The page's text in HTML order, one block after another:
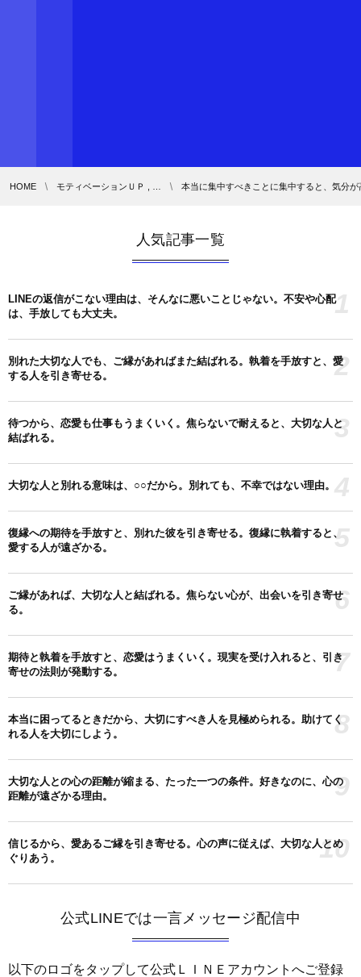
HOME モティベーションＵＰ , … 本当に集中すべきことに集中すると、気分
人気記事一覧
LINEの返信がこない理由は、そんなに悪いことじゃない。不安や心配
は、手放しても大丈夫。
1
別れた大切な人でも、ご縁があればまた結ばれる。執着を手放すと、愛
する人を引き寄せる。
2
待つから、恋愛も仕事もうまくいく。焦らないで耐えると、大切な人と
結ばれる。
3
大切な人と別れる意味は、○○だから。別れても、不幸ではない理由。 4
復縁への期待を手放すと、別れた彼を引き寄せる。復縁に執着すると、
愛する人が遠ざかる。
5
ご縁があれば、大切な人と結ばれる。焦らない心が、出会いを引き寄せ
る。
6
期待と執着を手放すと、恋愛はうまくいく。現実を受け入れると、引き
寄せの法則が発動する。
7
本当に困ってるときだから、大切にすべき人を見極められる。助けてく
れる人を大切にしよう。
8
大切な人との心の距離が縮まる、たった一つの条件。好きなのに、心の
距離が遠ざかる理由。
9
信じるから、愛あるご縁を引き寄せる。心の声に従えば、大切な人とめ
ぐりあう。
10
公式LINEでは一言メッセージ配信中
以下のロゴをタップして公式ＬＩＮＥアカウントへご登録